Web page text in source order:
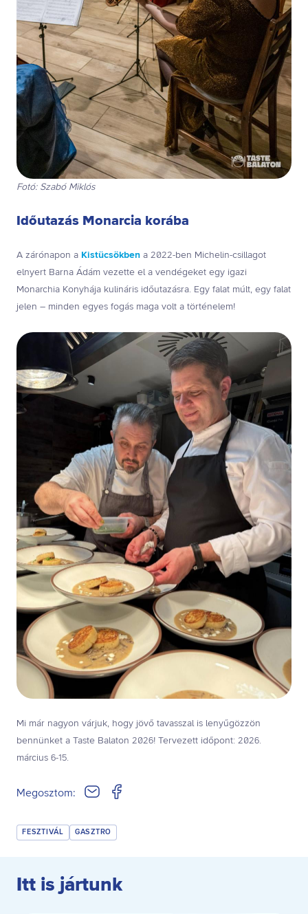
Fotó: Szabó Miklós
Időutazás Monarcia korába
A zárónapon a Kistücsökben a 2022-ben Michelin-csillagot
elnyert Barna Ádám vezette el a vendégeket egy igazi
Monarchia Konyhája kulináris időutazásra. Egy falat múlt, egy falat
jelen – minden egyes fogás maga volt a történelem!
Mi már nagyon várjuk, hogy jövő tavasszal is lenyűgözzön
bennünket a Taste Balaton 2026! Tervezett időpont: 2026.
március 6-15.
Megosztom:
FESZTIVÁL GASZTRO
Itt is jártunk